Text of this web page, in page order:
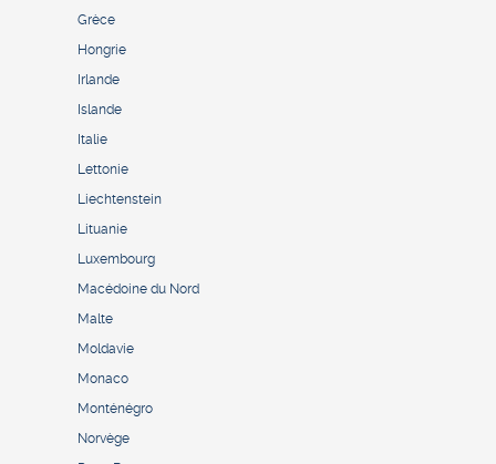
Grèce
Hongrie
Irlande
Islande
Italie
Lettonie
Liechtenstein
Lituanie
Luxembourg
Macédoine du Nord
Malte
Moldavie
Monaco
Monténégro
Norvège